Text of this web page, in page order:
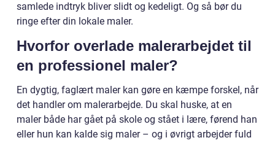
samlede indtryk bliver slidt og kedeligt. Og så bør du
ringe efter din lokale maler.
Hvorfor overlade malerarbejdet til
en professionel maler?
En dygtig, faglært maler kan gøre en kæmpe forskel, når
det handler om malerarbejde. Du skal huske, at en
maler både har gået på skole og stået i lære, førend han
eller hun kan kalde sig maler – og i øvrigt arbejder fuld